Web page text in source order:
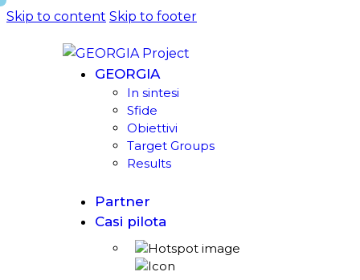
Skip to content Skip to footer
GEORGIA
In sintesi
Sfide
Obiettivi
Target Groups
Results
Partner
Casi pilota